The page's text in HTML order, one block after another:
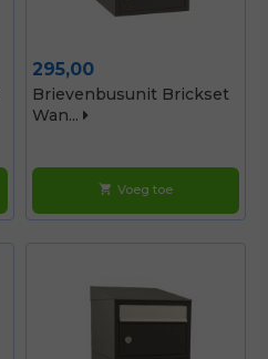
Prijs
295,00
Brievenbusunit Brickset
Wan...
shopping_cart Voeg toe